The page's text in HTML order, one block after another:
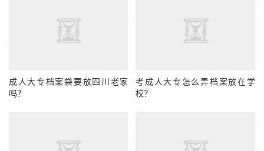
成人大专档案袋要放四川老家
吗？
考成人大专怎么弄档案放在学
校？